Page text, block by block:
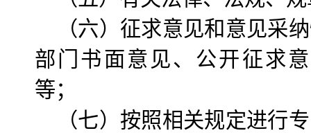
（六）征求意见和意见采
部门书面意见、公开征求
等；
（七）按照相关规定进行